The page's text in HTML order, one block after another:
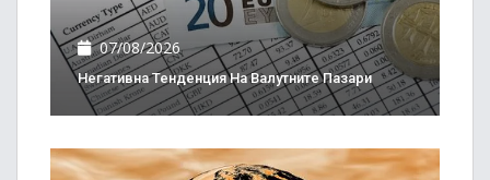
07/08/2026
Негативна Тенденция На Валутните Пазари